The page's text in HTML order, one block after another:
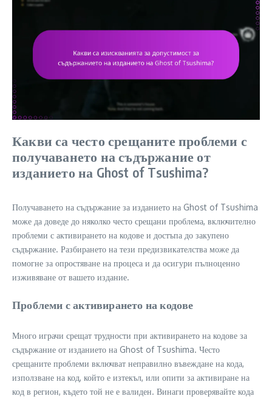
Какви са често срещаните проблеми с
получаването на съдържание от
изданието на Ghost of Tsushima?
Получаването на съдържание за изданието на Ghost of Tsushima
може да доведе до няколко често срещани проблема, включително
проблеми с активирането на кодове и достъпа до закупено
съдържание. Разбирането на тези предизвикателства може да
помогне за опростяване на процеса и да осигури пълноценно
изживяване от вашето издание.
Проблеми с активирането на кодове
Много играчи срещат трудности при активирането на кодове за
съдържание от изданието на Ghost of Tsushima. Често
срещаните проблеми включват неправилно въвеждане на кода,
използване на код, който е изтекъл, или опити за активиране на
код в регион, където той не е валиден. Винаги проверявайте кода